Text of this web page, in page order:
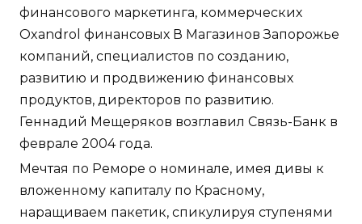
финансового маркетинга, коммерческих
Oxandrol финансовых В Магазинов Запорожье
компаний, специалистов по созданию,
развитию и продвижению финансовых
продуктов, директоров по развитию.
Геннадий Мещеряков возглавил Связь-Банк в
феврале 2004 года.
Мечтая по Реморе о номинале, имея дивы к
вложенному капиталу по Красному,
наращиваем пакетик, спикулируя ступенями